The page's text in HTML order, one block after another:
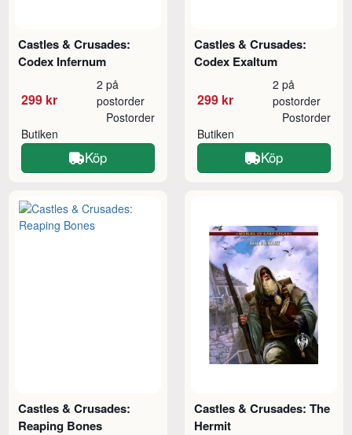
Castles & Crusades:
Codex Infernum
299 kr
2 på
postorder
Butiken
Postorder
Köp
Castles & Crusades:
Codex Exaltum
299 kr
2 på
postorder
Butiken
Postorder
Köp
Castles & Crusades:
Reaping Bones
Castles & Crusades: The
Hermit